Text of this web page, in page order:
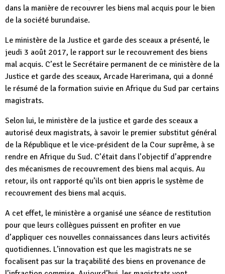
dans la manière de recouvrer les biens mal acquis pour le bien
de la société burundaise.
Le ministère de la Justice et garde des sceaux a présenté, le
jeudi 3 août 2017, le rapport sur le recouvrement des biens
mal acquis. C’est le Secrétaire permanent de ce ministère de la
Justice et garde des sceaux, Arcade Harerimana, qui a donné
le résumé de la formation suivie en Afrique du Sud par certains
magistrats.
Selon lui, le ministère de la justice et garde des sceaux a
autorisé deux magistrats, à savoir le premier substitut général
de la République et le vice-président de la Cour suprême, à se
rendre en Afrique du Sud. C’était dans l’objectif d’apprendre
des mécanismes de recouvrement des biens mal acquis. Au
retour, ils ont rapporté qu’ils ont bien appris le système de
recouvrement des biens mal acquis.
A cet effet, le ministère a organisé une séance de restitution
pour que leurs collègues puissent en profiter en vue
d’appliquer ces nouvelles connaissances dans leurs activités
quotidiennes. L’innovation est que les magistrats ne se
focalisent pas sur la traçabilité des biens en provenance de